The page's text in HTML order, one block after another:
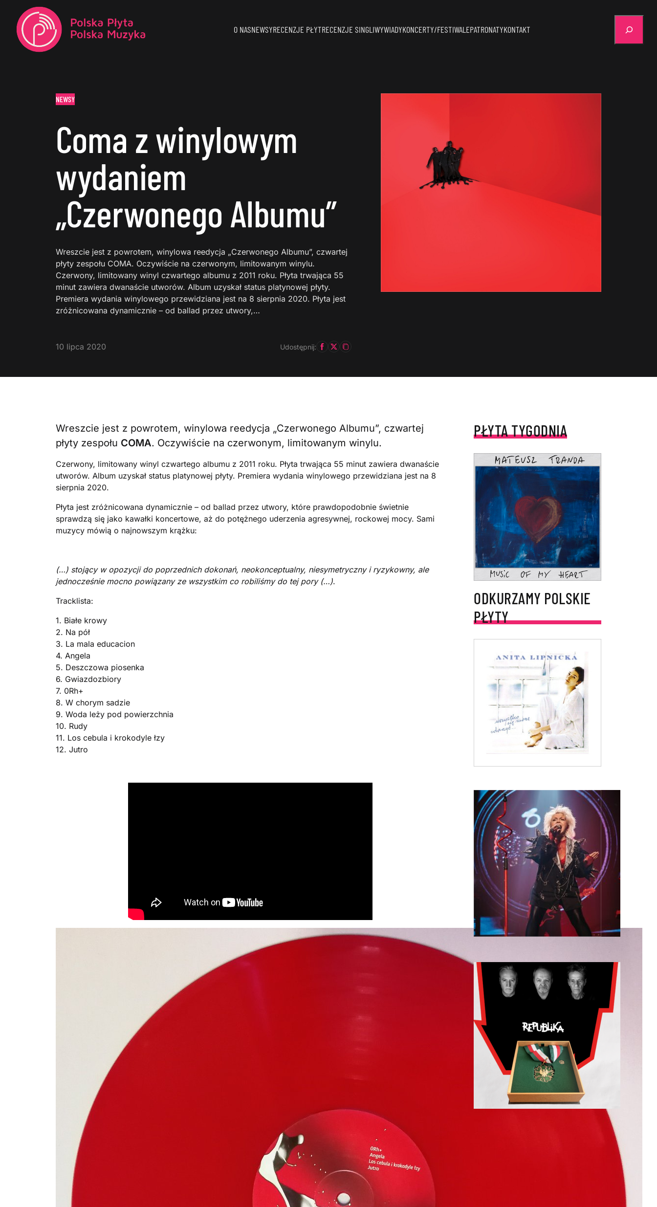
O NASNEWSYRECENZJE PŁYTRECENZJE SINGLIWYWIADYKONCERTY/FESTIWALEPATRONATYKONTAKT
NEWSY
Coma z winylowym
wydaniem
„Czerwonego Albumu”
Wreszcie jest z powrotem, winylowa reedycja „Czerwonego Albumu”, czwartej
płyty zespołu COMA. Oczywiście na czerwonym, limitowanym winylu.
Czerwony, limitowany winyl czwartego albumu z 2011 roku. Płyta trwająca 55
minut zawiera dwanaście utworów. Album uzyskał status platynowej płyty.
Premiera wydania winylowego przewidziana jest na 8 sierpnia 2020. Płyta jest
zróżnicowana dynamicznie – od ballad przez utwory,…
10 lipca 2020 Udostępnij:
Wreszcie jest z powrotem, winylowa reedycja „Czerwonego Albumu”, czwartej
płyty zespołu COMA. Oczywiście na czerwonym, limitowanym winylu.
Czerwony, limitowany winyl czwartego albumu z 2011 roku. Płyta trwająca 55 minut zawiera dwanaście
utworów. Album uzyskał status platynowej płyty. Premiera wydania winylowego przewidziana jest na 8
sierpnia 2020.
Płyta jest zróżnicowana dynamicznie – od ballad przez utwory, które prawdopodobnie świetnie
sprawdzą się jako kawałki koncertowe, aż do potężnego uderzenia agresywnej, rockowej mocy. Sami
muzycy mówią o najnowszym krążku:
(…) stojący w opozycji do poprzednich dokonań, neokonceptualny, niesymetryczny i ryzykowny, ale
jednocześnie mocno powiązany ze wszystkim co robiliśmy do tej pory (…).
Tracklista:
1. Białe krowy
2. Na pół
3. La mala educacion
4. Angela
5. Deszczowa piosenka
6. Gwiazdozbiory
7. 0Rh+
8. W chorym sadzie
9. Woda leży pod powierzchnia
10. Rudy
11. Los cebula i krokodyle łzy
12. Jutro
PŁYTA TYGODNIA
ODKURZAMY POLSKIE
PŁYTY